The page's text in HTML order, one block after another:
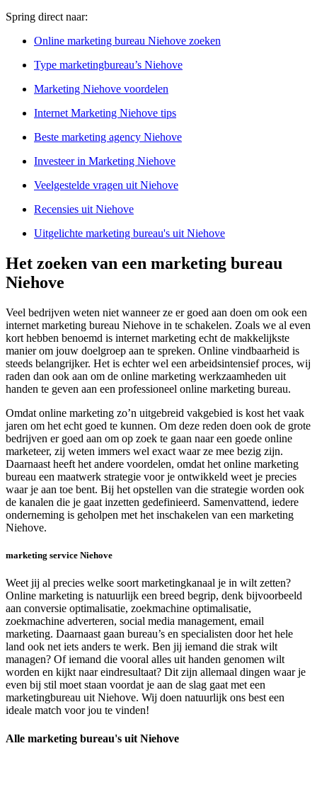
Spring direct naar:
Online marketing bureau Niehove zoeken
Type marketingbureau’s Niehove
Marketing Niehove voordelen
Internet Marketing Niehove tips
Beste marketing agency Niehove
Investeer in Marketing Niehove
Veelgestelde vragen uit Niehove
Recensies uit Niehove
Uitgelichte marketing bureau's uit Niehove
Het zoeken van een marketing bureau
Niehove
Veel bedrijven weten niet wanneer ze er goed aan doen om ook een
internet marketing bureau Niehove in te schakelen. Zoals we al even
kort hebben benoemd is internet marketing echt de makkelijkste
manier om jouw doelgroep aan te spreken. Online vindbaarheid is
steeds belangrijker. Het is echter wel een arbeidsintensief proces, wij
raden dan ook aan om de online marketing werkzaamheden uit
handen te geven aan een professioneel online marketing bureau.
Omdat online marketing zo’n uitgebreid vakgebied is kost het vaak
jaren om het echt goed te kunnen. Om deze reden doen ook de grote
bedrijven er goed aan om op zoek te gaan naar een goede online
marketeer, zij weten immers wel exact waar ze mee bezig zijn.
Daarnaast heeft het andere voordelen, omdat het online marketing
bureau een maatwerk strategie voor je ontwikkeld weet je precies
waar je aan toe bent. Bij het opstellen van die strategie worden ook
de kanalen die je gaat inzetten gedefinieerd. Samenvattend, iedere
onderneming is geholpen met het inschakelen van een marketing
Niehove.
marketing service Niehove
Weet jij al precies welke soort marketingkanaal je in wilt zetten?
Online marketing is natuurlijk een breed begrip, denk bijvoorbeeld
aan conversie optimalisatie, zoekmachine optimalisatie,
zoekmachine adverteren, social media management, email
marketing. Daarnaast gaan bureau’s en specialisten door het hele
land ook net iets anders te werk. Ben jij iemand die strak wilt
managen? Of iemand die vooral alles uit handen genomen wilt
worden en kijkt naar eindresultaat? Dit zijn allemaal dingen waar je
even bij stil moet staan voordat je aan de slag gaat met een
marketingbureau uit Niehove. Wij doen natuurlijk ons best een
ideale match voor jou te vinden!
Alle marketing bureau's uit Niehove